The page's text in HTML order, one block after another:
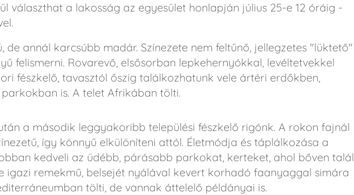
választhat a lakosság az egyesület honlapján július 25-e 12 óráig -
de annál karcsúbb madár. Színezete nem feltűnő, jellegzetes "lüktető"
felismerni. Rovarevő, elsősorban lepkehernyókkal, levéltetvekkel
fészkelő, tavasztól őszig találkozhatunk vele ártéri erdőkben,
is. A telet Afrikában tölti.
a második leggyakoribb települési fészkelő rigónk. A rokon fajnál
így könnyű elkülöníteni attól. Életmódja és táplálkozása a
kedveli az üdébb, párásabb parkokat, kerteket, ahol bőven talál
igazi remekmű, belsejét nyálával kevert korhadó faanyaggal simára
tölti, de vannak áttelelő példányai is.